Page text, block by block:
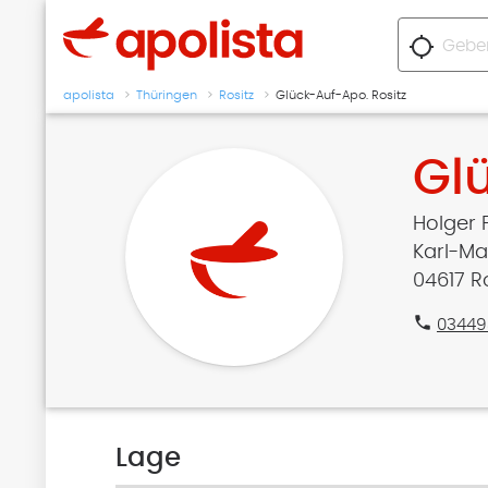
location_searching
apolista Thüringen Rositz Glück-Auf-Apo. Rositz
Holger
Karl-
04617
phone
Lage